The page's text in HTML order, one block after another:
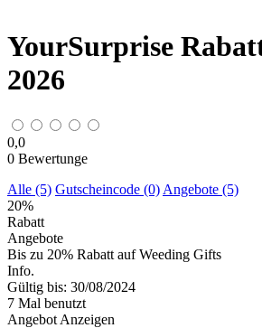
YourSurprise
2026
0,0
0 Bewertunge
Alle (5) Gutscheincode (0) Angebote (5)
20%
Rabatt
Angebote
Bis zu 20% Rabatt auf Weeding Gifts
Info.
Gültig bis: 30/08/2024
7 Mal benutzt
Angebot Anzeigen